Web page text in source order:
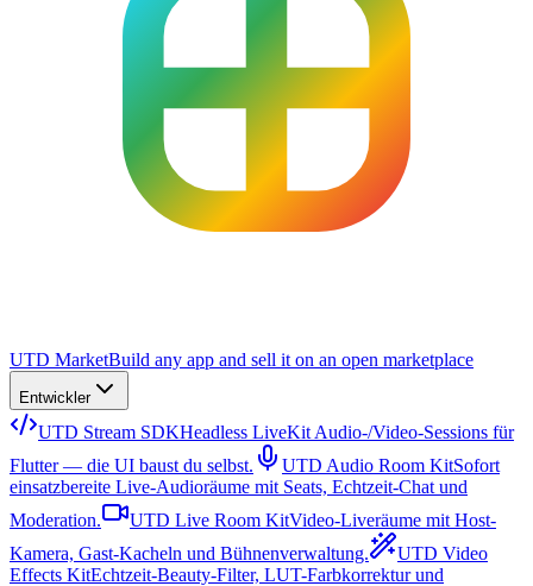
UTD MarketBuild any app and sell it on an open marketplace
Entwickler
UTD Stream SDKHeadless LiveKit Audio-/Video-Sessions für
Flutter — die UI baust du selbst.
UTD Audio Room KitSofort
einsatzbereite Live-Audioräume mit Seats, Echtzeit-Chat und
Moderation.
UTD Live Room KitVideo-Liveräume mit Host-
Kamera, Gast-Kacheln und Bühnenverwaltung.
UTD Video
Effects KitEchtzeit-Beauty-Filter, LUT-Farbkorrektur und